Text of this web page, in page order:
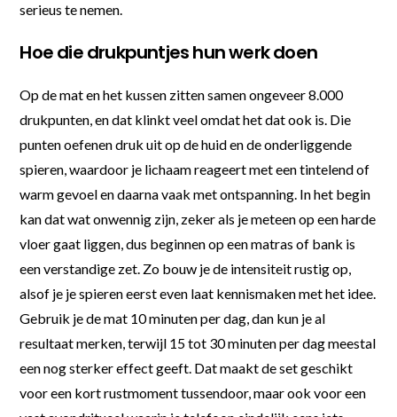
serieus te nemen.
Hoe die drukpuntjes hun werk doen
Op de mat en het kussen zitten samen ongeveer 8.000
drukpunten, en dat klinkt veel omdat het dat ook is. Die
punten oefenen druk uit op de huid en de onderliggende
spieren, waardoor je lichaam reageert met een tintelend of
warm gevoel en daarna vaak met ontspanning. In het begin
kan dat wat onwennig zijn, zeker als je meteen op een harde
vloer gaat liggen, dus beginnen op een matras of bank is
een verstandige zet. Zo bouw je de intensiteit rustig op,
alsof je je spieren eerst even laat kennismaken met het idee.
Gebruik je de mat 10 minuten per dag, dan kun je al
resultaat merken, terwijl 15 tot 30 minuten per dag meestal
een nog sterker effect geeft. Dat maakt de set geschikt
voor een kort rustmoment tussendoor, maar ook voor een